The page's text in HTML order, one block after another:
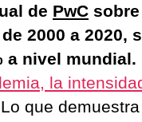
de PwC
2000 a 2020,
a nivel mundial.
la
Lo que